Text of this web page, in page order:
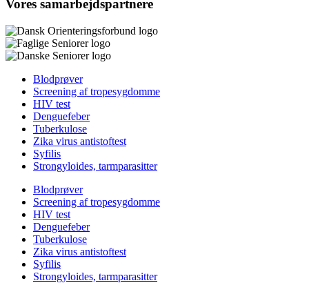
Vores samarbejdspartnere
Blodprøver
Screening af tropesygdomme
HIV test
Denguefeber
Tuberkulose
Zika virus antistoftest
Syfilis
Strongyloides, tarmparasitter
Blodprøver
Screening af tropesygdomme
HIV test
Denguefeber
Tuberkulose
Zika virus antistoftest
Syfilis
Strongyloides, tarmparasitter